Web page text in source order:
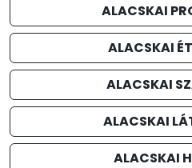
ALACSKAI
ALACSKAI
ALACSKAI
ALACSKAI
ALACSKAI